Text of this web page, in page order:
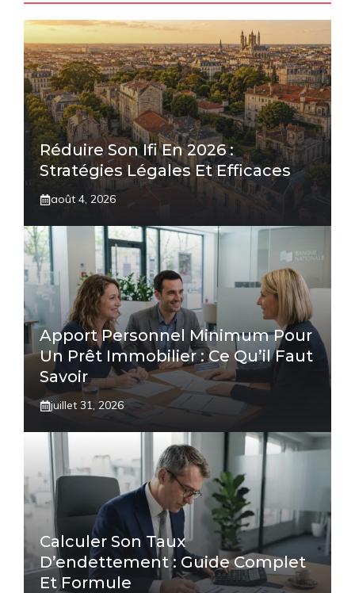
Réduire Son Ifi En 2026 :
Stratégies Légales Et Efficaces
août 4, 2026
Apport Personnel Minimum Pour
Un Prêt Immobilier : Ce Qu’il Faut
Savoir
juillet 31, 2026
Calculer Son Taux
D’endettement : Guide Complet
Et Formule